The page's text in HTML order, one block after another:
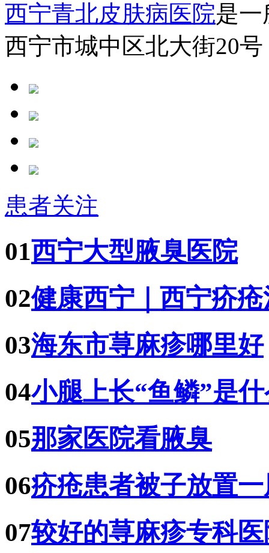
西宁青北皮肤病医院是
西宁市城中区北大街20
患者关注
01西宁大型腋臭医院
02健康西宁｜西宁疥
03海东市荨麻疹哪里好
04小腿上长“鱼鳞”是
05那家医院看腋臭
06疥疮患者被子放置
07较好的荨麻疹专科